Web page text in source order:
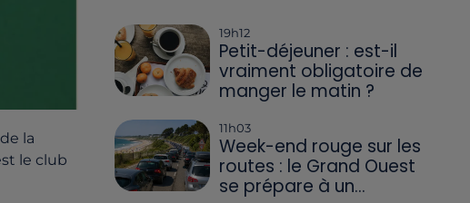
la
le club
19h12
Petit-déjeuner : est-il
vraiment obligatoire de
manger le matin ?
11h03
Week-end rouge sur les
routes : le Grand Ouest
se prépare à un...